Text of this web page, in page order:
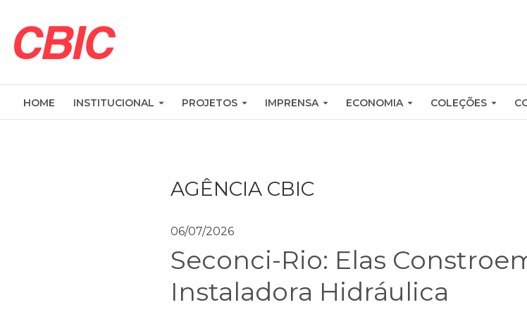
HOME INSTITUCIONAL PROJETOS IMPRENSA ECONOMIA COLEÇÕES
AGÊNCIA CBIC
06/07/2026
Seconci-Rio: Elas
Instaladora Hidráulica